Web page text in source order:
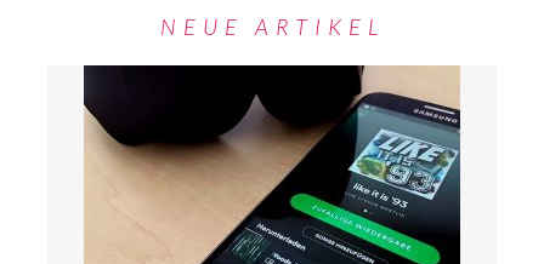
NEUE ARTIKEL